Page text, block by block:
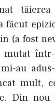
tăierea
făcut
(a fost
mutat
au
mult,
Din nou